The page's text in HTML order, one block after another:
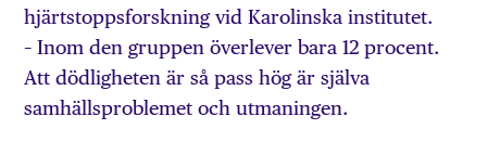
hjärtstoppsforskning vid Karolinska institutet.
– Inom den gruppen överlever bara 12 procent.
Att dödligheten är så pass hög är själva
samhällsproblemet och utmaningen.